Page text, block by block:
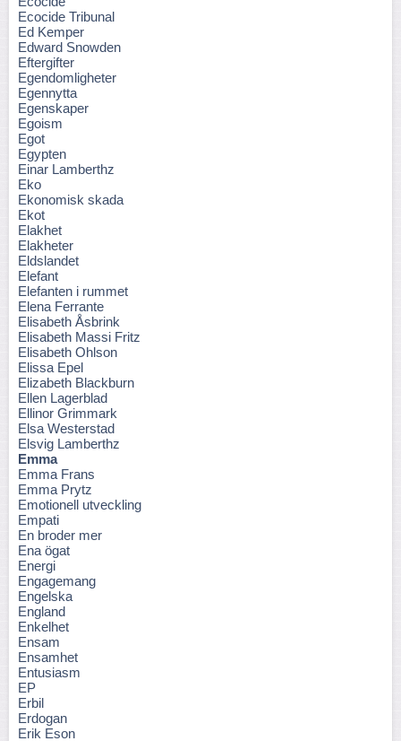
Ecocide Tribunal
Ed Kemper
Edward Snowden
Eftergifter
Egendomligheter
Egennytta
Egenskaper
Egoism
Egot
Egypten
Einar Lamberthz
Eko
Ekonomisk skada
Ekot
Elakhet
Elakheter
Eldslandet
Elefant
Elefanten i rummet
Elena Ferrante
Elisabeth Åsbrink
Elisabeth Massi Fritz
Elisabeth Ohlson
Elissa Epel
Elizabeth Blackburn
Ellen Lagerblad
Ellinor Grimmark
Elsa Westerstad
Elsvig Lamberthz
Emma
Emma Frans
Emma Prytz
Emotionell utveckling
Empati
En broder mer
Ena ögat
Energi
Engagemang
Engelska
England
Enkelhet
Ensam
Ensamhet
Entusiasm
EP
Erbil
Erdogan
Erik Eson